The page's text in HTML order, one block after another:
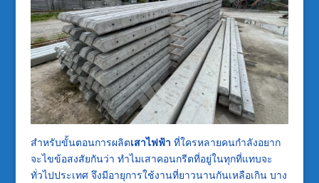
สำหรับขั้นตอนการผลิตเสาไฟฟ้า ที่ใครหลายคนกำลังอยาก
จะไขข้อสงสัยกันว่า ทำไมเสาคอนกรีตที่อยู่ในทุกที่แทบจะ
ทั่วไปประเทศ จึงมีอายุการใช้งานที่ยาวนานกันเหลือเกิน บาง